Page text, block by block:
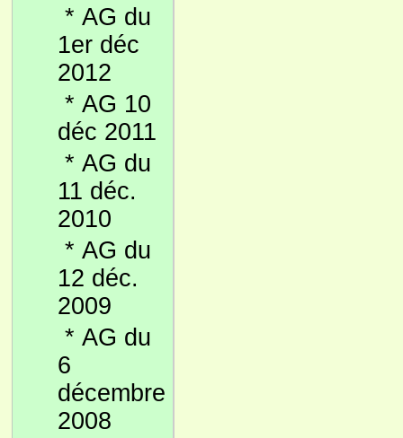
* AG du
1er déc
2012
* AG 10
déc 2011
* AG du
11 déc.
2010
* AG du
12 déc.
2009
* AG du
6
décembre
2008